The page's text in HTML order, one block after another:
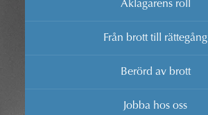
Åklagarens roll
Från brott till rättegång
Berörd av brott
Jobba hos oss